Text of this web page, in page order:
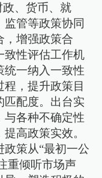
政、货币、就
管等政策协同
，增强政策合
致性评估工作机
统一纳入一致性
，提升政策目
匹配度。出台实
与各种不确定性
高政策实效。
策从“最初一公
重倾听市场声